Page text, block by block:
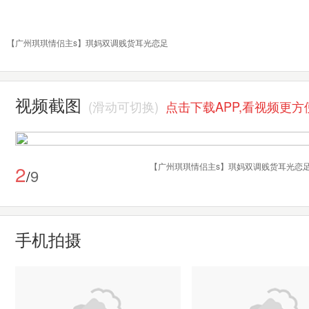
【广州琪琪情侣主s】琪妈双调贱货耳光恋足
视频截图 (滑动可切换) 点击下载APP,看视频更方
3 【广州琪琪情侣主s】琪妈双调贱货耳光
手机拍摄